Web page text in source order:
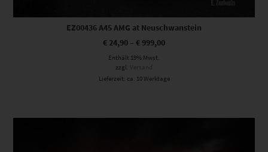
EZ00436 A45 AMG at Neuschwanstein
€ 24,90 – € 999,00
Enthält 19% Mwst.
zzgl.
Versand
Lieferzeit: ca. 10 Werktage
Dieses Produkt weist mehrere Varianten auf. Die Optionen können auf der Produktseite gewählt werden